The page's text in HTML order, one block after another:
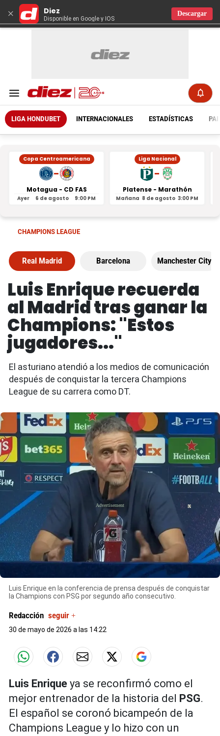
× Diez
Disponible en Google y IOS
Descargar
LIGA HONDUBET INTERNACIONALES ESTADÍSTICAS
Copa Centroamericana
-
Motagua - CD FAS
Ayer 6 de agosto 9:00 PM
Liga Nacional
-
Platense - Marathón
Mañana 8 de agosto 3:00 PM
CHAMPIONS LEAGUE
Real Madrid Barcelona Manchester City
Luis Enrique recuerda
al Madrid tras ganar la
Champions: "Estos
jugadores..."
El asturiano atendió a los medios de comunicación
después de conquistar la tercera Champions
League de su carrera como DT.
Luis Enrique en la conferencia de prensa después de conquistar
la Champions con PSG por segundo año consecutivo.
X
Redacción seguir +
30 de mayo de 2026 a las 14:22
Luis Enrique ya se reconfirmó como el
mejor entrenador de la historia del
PSG.
El español se coronó bicampeón de la
Champions League y lo hizo con un